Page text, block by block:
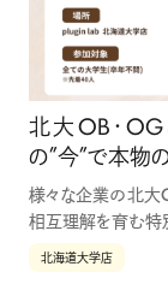
個人情報保護方針
情報収集モジュール等
法人の方はこちら
OfferBox
北大OB・OG
の”今”で本物
様々な企業の北大
相互理解を育む特
北海道大学店